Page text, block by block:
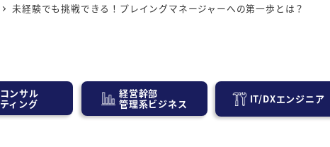
未経験でも挑戦できる！プレイングマネージャーへの第一歩とは？
コンサル
ティング
経営幹部
管理系ビジネス IT/DXエンジニア